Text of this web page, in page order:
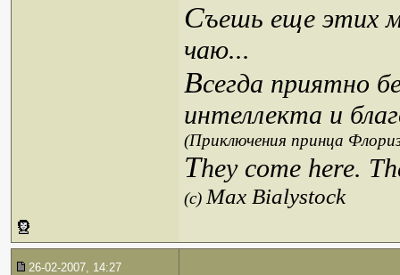
Съешь еще этих
чаю...
Всегда приятно
интеллекта и
(Приключения принца
They come here.
(c)Max Bialystock
26-02-2007, 14:27